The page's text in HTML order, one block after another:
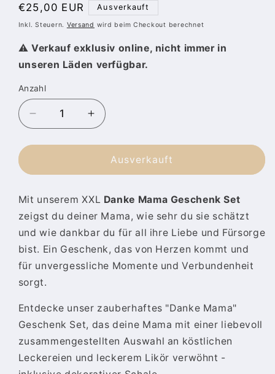
Normaler
Preis
€25,00 EUR Ausverkauft
Inkl. Steuern. Versand wird beim Checkout berechnet
⚠️Verkauf exklusiv online, nicht immer in
unseren Läden verfügbar.
Anzahl
Anzahl
Verringere
die
Menge
XXL
Set
für
Muttertag
|
Danke
Mama
Box
mit
Likör
Feinkost
Erhöhe
die
Menge
XXL
Set
für
Muttertag
|
Danke
Mama
mit
Likör
und
Feinkost
Ausverkauft
Mit unserem XXL Danke Mama Geschenk Set
zeigst du deiner Mama, wie sehr du sie schätzt
und wie dankbar du für all ihre Liebe und Fürsorge
bist. Ein Geschenk, das von Herzen kommt und
für unvergessliche Momente und Verbundenheit
sorgt.
Entdecke unser zauberhaftes "Danke Mama"
Geschenk Set, das deine Mama mit einer liebevoll
zusammengestellten Auswahl an köstlichen
Leckereien und leckerem Likör verwöhnt -